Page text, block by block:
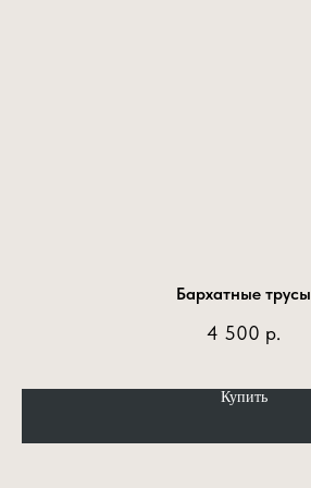
Бархатные трусы
4 500 р.
Купить